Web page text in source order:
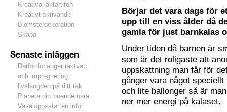
Kreativa läktartifon
Kreativt skrivande
Blomsterdekoration
Skapa
Senaste inläggen
Därför förlänger taktvätt
och impregnering
livslängden på ditt tak
Planera ditt boende nära
Vasaloppsstarten inför
Börjar det vara dags för
upp till en viss ålder då
gamla för just barnkalas
Under tiden då barnen är
som är det roligaste att
uppskattning man får för
gånger vara något
och lite ballonger så är
ner mer energi på kalaset.